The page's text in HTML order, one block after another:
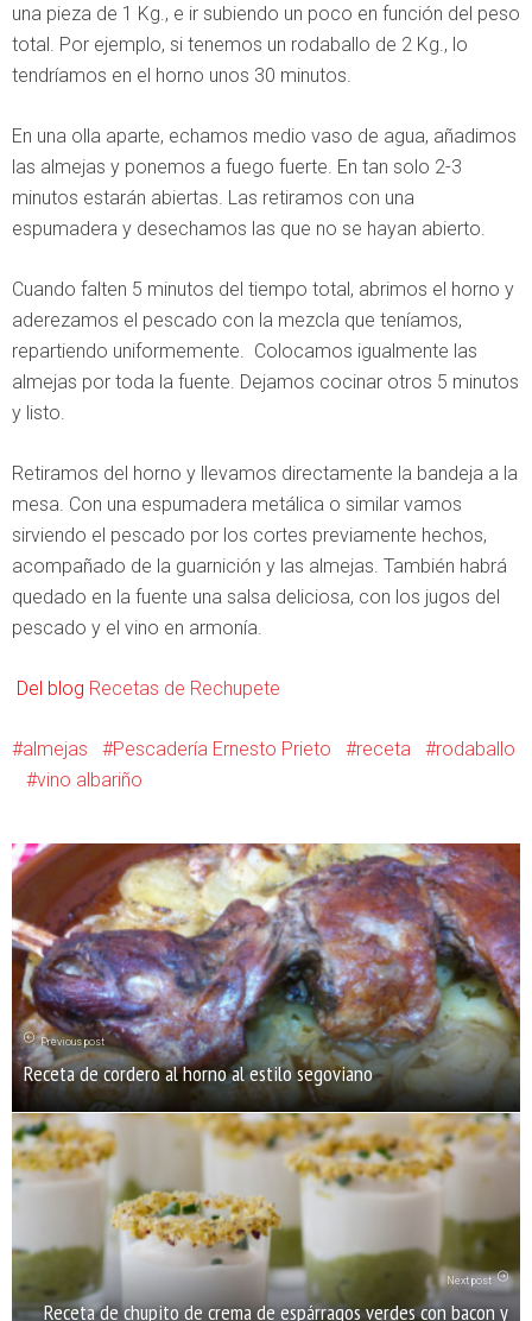
una pieza de 1 Kg., e ir subiendo un poco en función del peso
total. Por ejemplo, si tenemos un rodaballo de 2 Kg., lo
tendríamos en el horno unos 30 minutos.
En una olla aparte, echamos medio vaso de agua, añadimos
las almejas y ponemos a fuego fuerte. En tan solo 2-3
minutos estarán abiertas. Las retiramos con una
espumadera y desechamos las que no se hayan abierto.
Cuando falten 5 minutos del tiempo total, abrimos el horno y
aderezamos el pescado con la mezcla que teníamos,
repartiendo uniformemente. Colocamos igualmente las
almejas por toda la fuente. Dejamos cocinar otros 5 minutos
y listo.
Retiramos del horno y llevamos directamente la bandeja a la
mesa. Con una espumadera metálica o similar vamos
sirviendo el pescado por los cortes previamente hechos,
acompañado de la guarnición y las almejas. También habrá
quedado en la fuente una salsa deliciosa, con los jugos del
pescado y el vino en armonía.
Del blog Recetas de Rechupete
almejas Pescadería Ernesto Prieto receta
rodaballo
vino albariño
Previous post
Receta de cordero al horno al estilo segoviano
Next post
Receta de chupito de crema de espárragos verdes con bacon y